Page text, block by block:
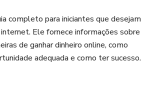
completo para iniciantes que desejam
internet. Ele fornece informações sobre
de ganhar dinheiro online, como
adequada e como ter sucesso.